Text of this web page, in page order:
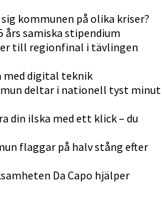
kommunen på olika kriser?
års samiska stipendium
till regionfinal i tävlingen
med digital teknik
deltar i nationell tyst minut
din ilska med ett klick – du
flaggar på halv stång efter
Da Capo hjälper